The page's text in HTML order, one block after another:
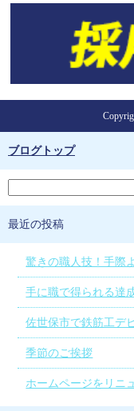
ブログトップ
最近の投稿
驚きの職人技！手際
手に職で得られる達
佐世保市で鉄筋工デ
季節のご挨拶
ホームページをリニ